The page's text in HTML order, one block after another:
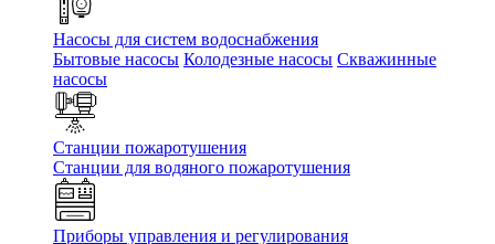
Насосы для систем водоснабжения
Бытовые насосы Колодезные насосы Скважинные
насосы
Станции пожаротушения
Станции для водяного пожаротушения
Приборы управления и регулирования